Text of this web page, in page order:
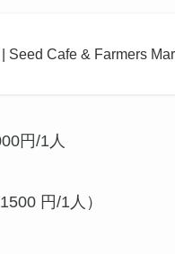
Seed Cafe & Farmers
円/1人
円/1人）